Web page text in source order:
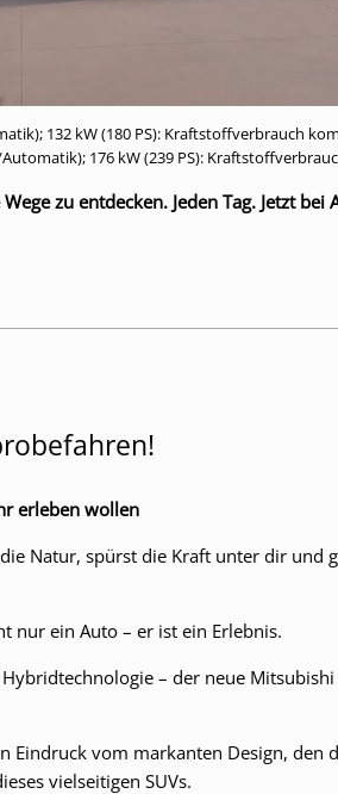
132 kW (180 PS): Kraftstoffverbrauch
176 kW (239 PS):
zu entdecken. Jeden Tag. Jetzt
erleben wollen
Natur, spürst die Kraft unter dir und
nur ein Auto – er ist ein Erlebnis.
– der neue Mitsubishi
Eindruck vom markanten Design, den
vielseitigen SUVs.